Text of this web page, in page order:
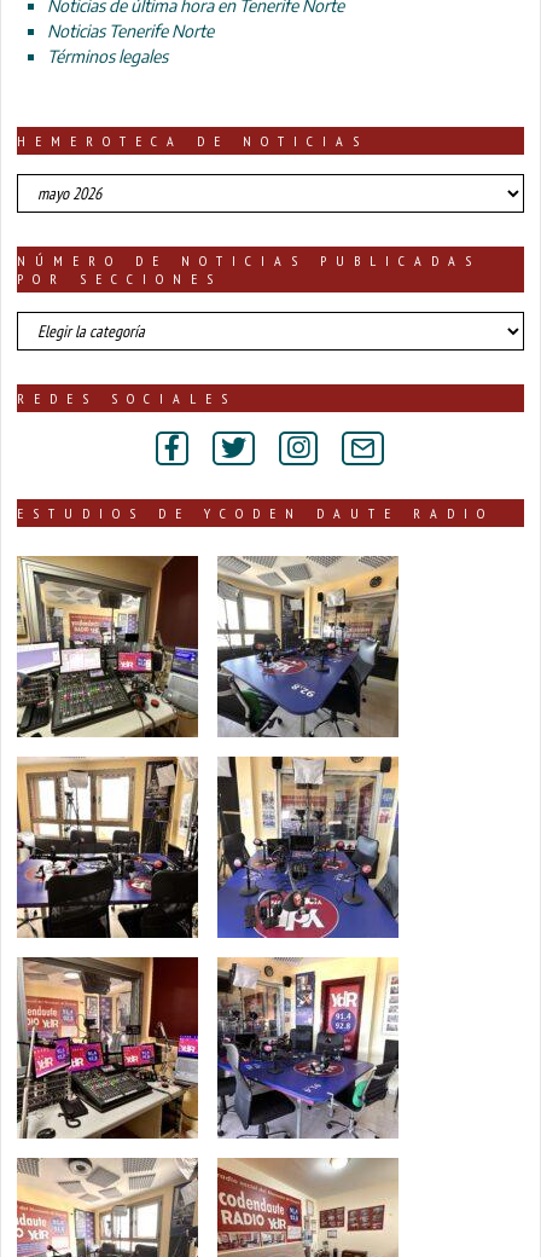
Noticias de última hora en Tenerife Norte
Noticias Tenerife Norte
Términos legales
HEMEROTECA DE NOTICIAS
HEMEROTECA
DE
NÚMERO DE NOTICIAS PUBLICADAS
POR SECCIONES
número
de
publicadas
REDES SOCIALES
ESTUDIOS DE YCODEN DAUTE RADIO